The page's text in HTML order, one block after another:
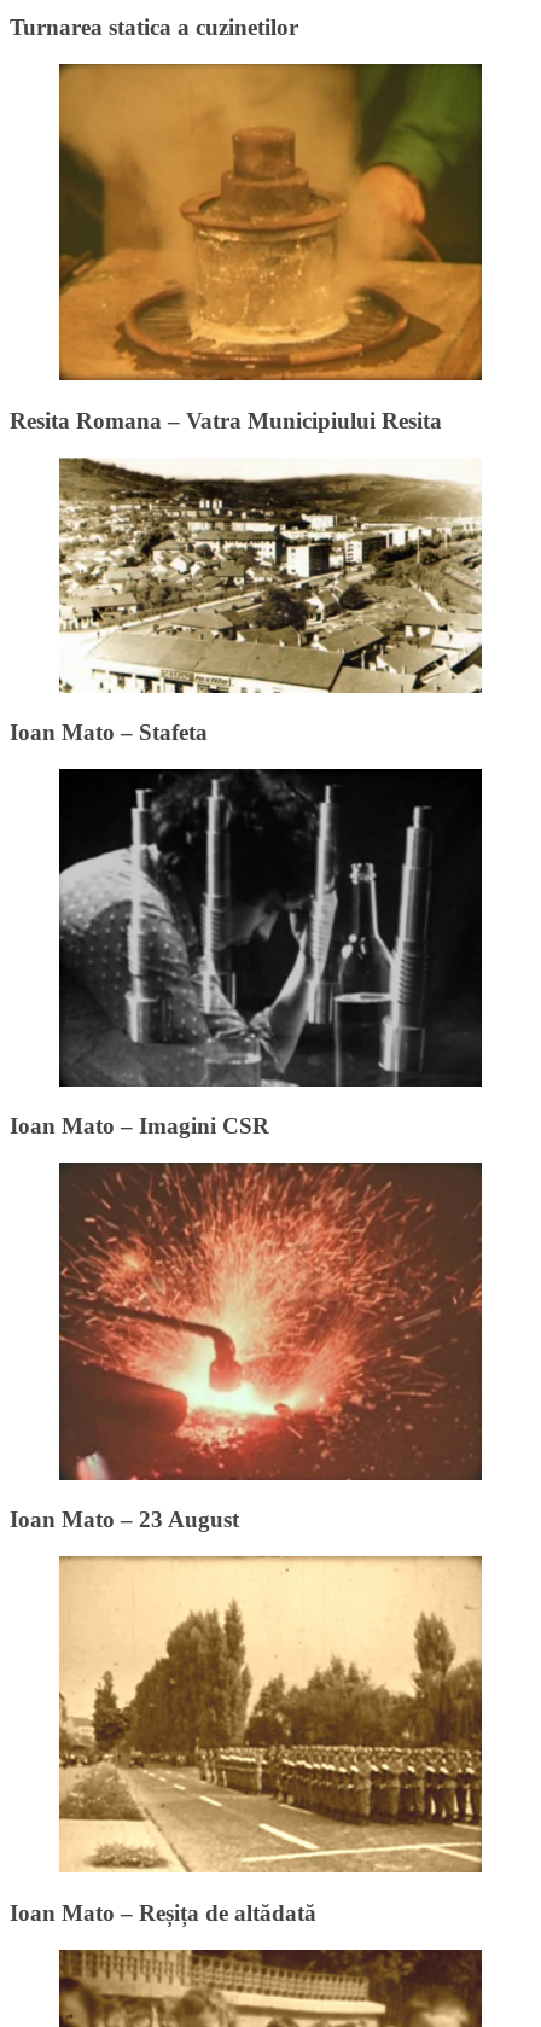
Turnarea statica a cuzinetilor
Resita Romana – Vatra Municipiului Resita
Ioan Mato – Stafeta
Ioan Mato – Imagini CSR
Ioan Mato – 23 August
Ioan Mato – Reșița de altădată